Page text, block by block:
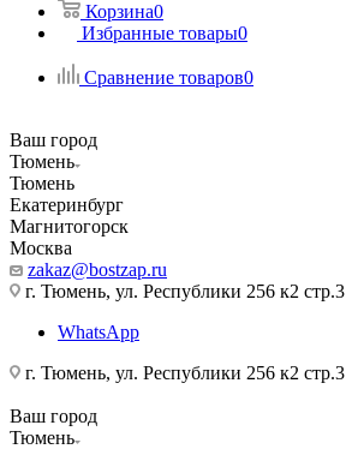
Корзина0
Избранные товары0
Сравнение товаров0
Ваш город
Тюмень
Тюмень
Екатеринбург
Магнитогорск
Москва
zakaz@bostzap.ru
г. Тюмень, ул. Республики 256 к2 стр.3
WhatsApp
г. Тюмень, ул. Республики 256 к2 стр.3
Ваш город
Тюмень